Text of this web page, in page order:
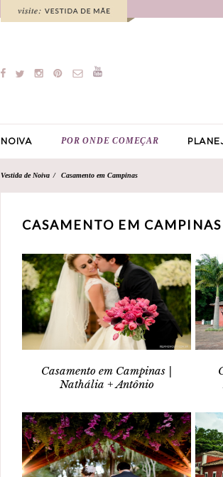
NOIVA POR ONDE COMEÇAR
Vestida de Noiva Casamento em Campinas
CASAMENTO EM CAMPINAS
Casamento em Campinas |
Nathália + Antônio